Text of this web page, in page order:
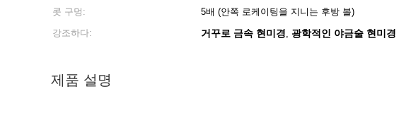
콧 구멍:
5배 (안쪽 로케이팅을 지니는 후방 볼)
강조하다:
거꾸로 금속 현미경, 광학적인 야금술 현미경
제품 설명